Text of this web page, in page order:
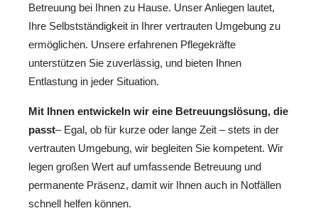
Betreuung bei Ihnen zu Hause. Unser Anliegen lautet,
Ihre Selbstständigkeit in Ihrer vertrauten Umgebung zu
ermöglichen. Unsere erfahrenen Pflegekräfte
unterstützen Sie zuverlässig, und bieten Ihnen
Entlastung in jeder Situation.
Mit Ihnen entwickeln wir eine Betreuungslösung, die
passt– Egal, ob für kurze oder lange Zeit – stets in der
vertrauten Umgebung, wir begleiten Sie kompetent. Wir
legen großen Wert auf umfassende Betreuung und
permanente Präsenz, damit wir Ihnen auch in Notfällen
schnell helfen können.